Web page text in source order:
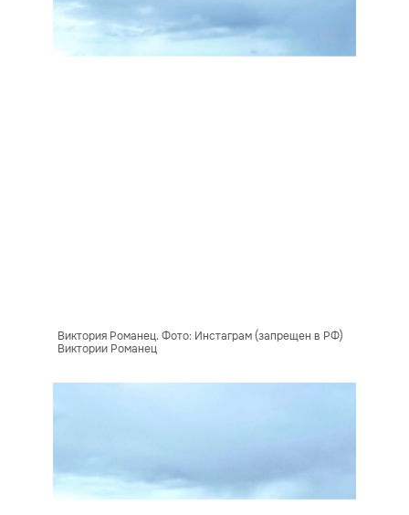
Виктория Романец. Фото: Инстаграм (запрещен в РФ)
Виктории Романец